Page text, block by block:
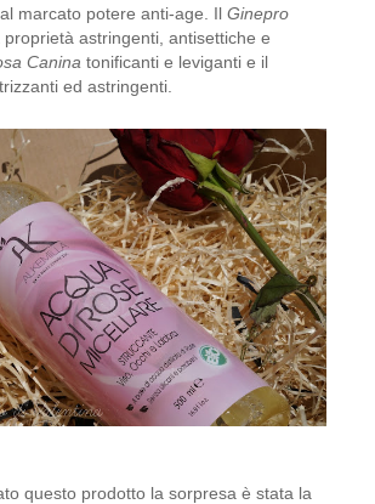
marcato potere anti-age. Il Ginepro
astringenti, antisettiche e
Canina tonificanti e leviganti e il
ed astringenti.
questo prodotto la sorpresa è stata la